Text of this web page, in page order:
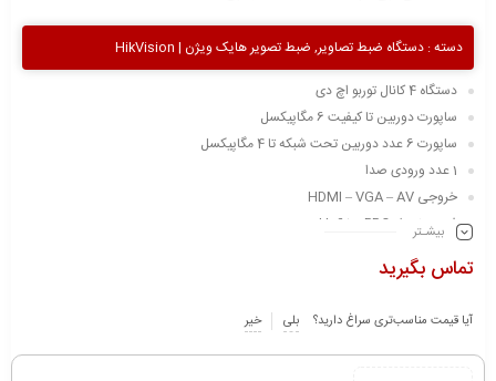
دسته : دستگاه ضبط تصاویر, ضبط تصویر هایک ویژن | HikVision
دستگاه 4 کانال توربو اچ دی
ساپورت دوربین تا کیفیت 6 مگاپیکسل
ساپورت 6 عدد دوربین تحت شبکه تا 4 مگاپیکسل
1 عدد ورودی صدا
خروجی HDMI – VGA – AV
فرمت ضبط H265 +PRO
ضبط حساس به حرکت
بدنه فلزی
بیشـتر
تماس بگیرید
آیا قیمت مناسب‌تری سراغ دارید؟ بلی خیر